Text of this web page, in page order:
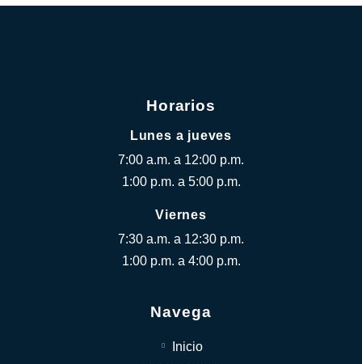
Horarios
Lunes a jueves
7:00 a.m. a 12:00 p.m.
1:00 p.m. a 5:00 p.m.
Viernes
7:30 a.m. a 12:30 p.m.
1:00 p.m. a 4:00 p.m.
Navega
Inicio